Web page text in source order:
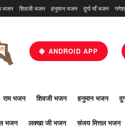
भजन शिवजी भजन हनुमान भजन दुर्गा माँ भजन
ANDROID APP
राम भजन शिवजी भजन हनुमान भजन
भजन लक्खा जी भजन संजय मित्तल भजन